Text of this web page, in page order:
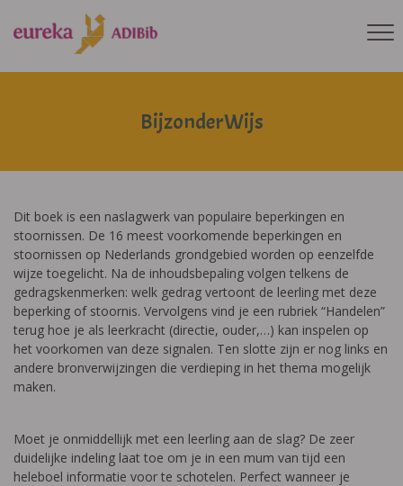
BijzonderWijs
Dit boek is een naslagwerk van populaire beperkingen en
stoornissen. De 16 meest voorkomende beperkingen en
stoornissen op Nederlands grondgebied worden op eenzelfde
wijze toegelicht. Na de inhoudsbepaling volgen telkens de
gedragskenmerken: welk gedrag vertoont de leerling met deze
beperking of stoornis. Vervolgens vind je een rubriek “Handelen”
terug hoe je als leerkracht (directie, ouder,…) kan inspelen op
het voorkomen van deze signalen. Ten slotte zijn er nog links en
andere bronverwijzingen die verdieping in het thema mogelijk
maken.
Moet je onmiddellijk met een leerling aan de slag? De zeer
duidelijke indeling laat toe om je in een mum van tijd een
heleboel informatie voor te schotelen. Perfect wanneer je